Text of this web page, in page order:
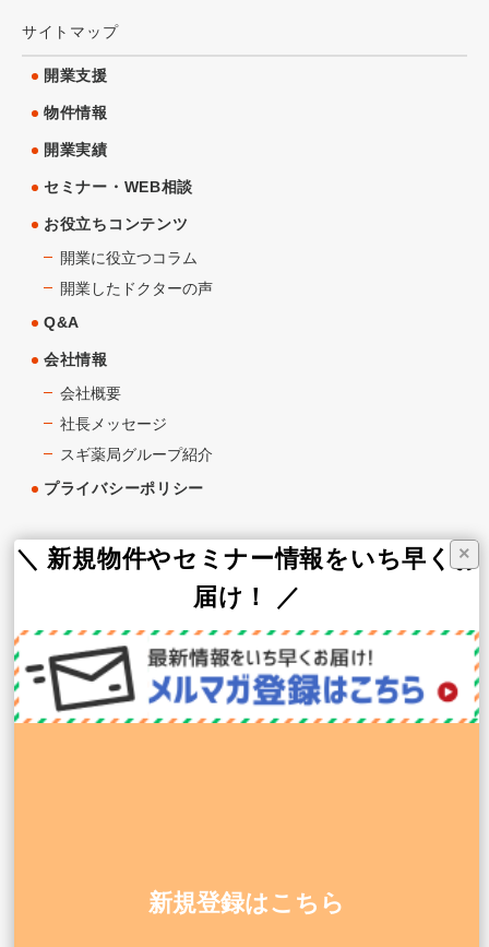
サイトマップ
開業支援
物件情報
開業実績
セミナー・WEB相談
お役立ちコンテンツ
開業に役立つコラム
開業したドクターの声
Q&A
会社情報
会社概要
社長メッセージ
スギ薬局グループ紹介
プライバシーポリシー
グループ会社
スギ薬局グループお客様サイト
スギメディカル株式会社（WEB支援）
株式会社MCS（総合HR）
平日 9:00〜18:00
×
＼ 新規物件やセミナー情報をいち早くお
届け！ ／
新規登録はこちら